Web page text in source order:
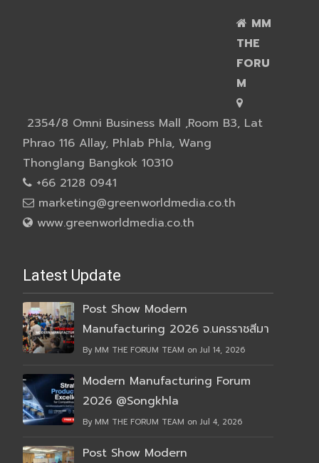
MM
THE
FORU
M
2354/8 Omni Business Mall ,Room B3, Lat
Phrao 116 Allay, Phlab Phla, Wang
Thonglang Bangkok 10310
+66 2128 0941
marketing@greenworldmedia.co.th
www.greenworldmedia.co.th
Latest Update
Post Show Modern
Manufacturing 2026 จ.นครราชสีมา
By MM THE FORUM TEAM on Jul 14, 2026
Modern Manufacturing Forum
2026 @Songkhla
By MM THE FORUM TEAM on Jul 4, 2026
Post Show Modern